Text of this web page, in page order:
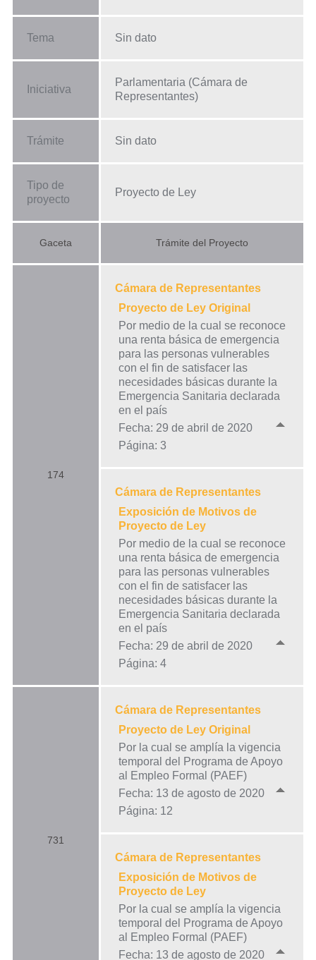
Tema Sin dato
Iniciativa
Parlamentaria (Cámara de
Representantes)
Trámite Sin dato
Tipo de
proyecto
Proyecto de Ley
Gaceta Trámite del Proyecto
174
Cámara de Representantes
Proyecto de Ley Original
Por medio de la cual se reconoce
una renta básica de emergencia
para las personas vulnerables
con el fin de satisfacer las
necesidades básicas durante la
Emergencia Sanitaria declarada
en el país
Fecha: 29 de abril de 2020
Página: 3
Cámara de Representantes
Exposición de Motivos de
Proyecto de Ley
Por medio de la cual se reconoce
una renta básica de emergencia
para las personas vulnerables
con el fin de satisfacer las
necesidades básicas durante la
Emergencia Sanitaria declarada
en el país
Fecha: 29 de abril de 2020
Página: 4
731
Cámara de Representantes
Proyecto de Ley Original
Por la cual se amplía la vigencia
temporal del Programa de Apoyo
al Empleo Formal (PAEF)
Fecha: 13 de agosto de 2020
Página: 12
Cámara de Representantes
Exposición de Motivos de
Proyecto de Ley
Por la cual se amplía la vigencia
temporal del Programa de Apoyo
al Empleo Formal (PAEF)
Fecha: 13 de agosto de 2020